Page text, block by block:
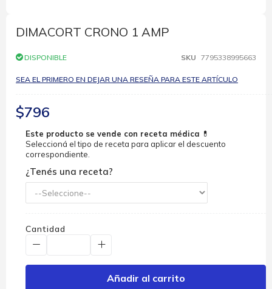
comienzo
de
galería
imágenes
DIMACORT CRONO 1 AMP
DISPONIBLE SKU 7795338995663
SEA EL PRIMERO EN DEJAR UNA RESEÑA PARA ESTE ARTÍCULO
$796
Este producto se vende con receta médica 💊
Seleccioná el tipo de receta para aplicar el descuento
correspondiente.
¿Tenés una receta?
Cantidad
Añadir al carrito